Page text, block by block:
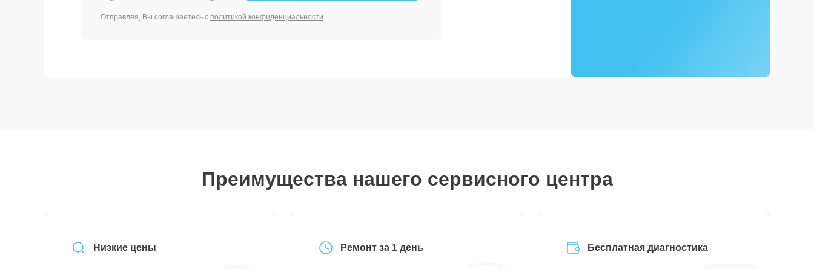
Отправляя, Вы соглашаетесь с политикой конфиденциальности
Преимущества нашего сервисного центра
Низкие цены Ремонт за 1 день Бесплатная диагностика